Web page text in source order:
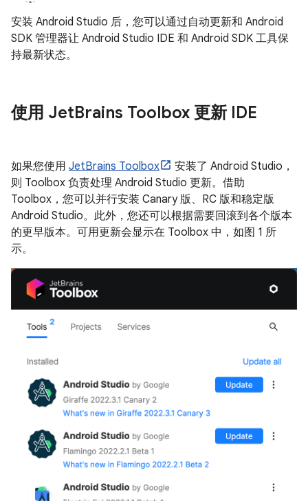
安装 Android Studio 后，您可以通过自动更新和 Android
SDK 管理器让 Android Studio IDE 和 Android SDK 工具保
持最新状态。
使用 JetBrains Toolbox 更新 IDE
如果您使用 JetBrains Toolbox
安装了 Android Studio，
则 Toolbox 负责处理 Android Studio 更新。借助
Toolbox，您可以并行安装 Canary 版、RC 版和稳定版
Android Studio。此外，您还可以根据需要回滚到各个版本
的更早版本。可用更新会显示在 Toolbox 中，如图 1 所
示。